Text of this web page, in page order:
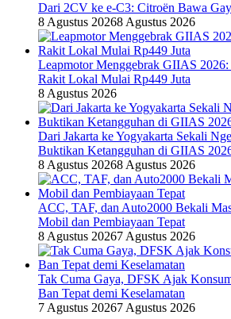
Dari 2CV ke e-C3: Citroën Bawa
8 Agustus 20268 Agustus 2026
Leapmotor Menggebrak GIIAS
Rakit Lokal Mulai Rp449 Juta
8 Agustus 2026
Dari Jakarta ke Yogyakarta Sekali
Buktikan Ketangguhan di GIIAS
8 Agustus 20268 Agustus 2026
ACC, TAF, dan Auto2000 Bekali
Mobil dan Pembiayaan Tepat
8 Agustus 20267 Agustus 2026
Tak Cuma Gaya, DFSK Ajak
Ban Tepat demi Keselamatan
7 Agustus 20267 Agustus 2026